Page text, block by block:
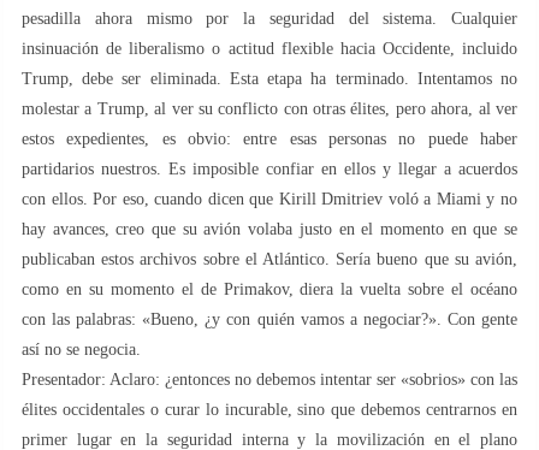
pesadilla ahora mismo por la seguridad del sistema. Cualquier
insinuación de liberalismo o actitud flexible hacia Occidente, incluido
Trump, debe ser eliminada. Esta etapa ha terminado. Intentamos no
molestar a Trump, al ver su conflicto con otras élites, pero ahora, al ver
estos expedientes, es obvio: entre esas personas no puede haber
partidarios nuestros. Es imposible confiar en ellos y llegar a acuerdos
con ellos. Por eso, cuando dicen que Kirill Dmitriev voló a Miami y no
hay avances, creo que su avión volaba justo en el momento en que se
publicaban estos archivos sobre el Atlántico. Sería bueno que su avión,
como en su momento el de Primakov, diera la vuelta sobre el océano
con las palabras: «Bueno, ¿y con quién vamos a negociar?». Con gente
así no se negocia.
Presentador: Aclaro: ¿entonces no debemos intentar ser «sobrios» con las
élites occidentales o curar lo incurable, sino que debemos centrarnos en
primer lugar en la seguridad interna y la movilización en el plano